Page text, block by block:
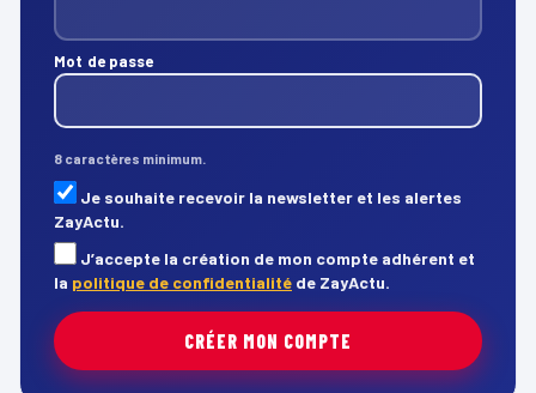
Mot de passe
8 caractères minimum.
Je souhaite recevoir la newsletter et les alertes
ZayActu.
J’accepte la création de mon compte adhérent et
la politique de confidentialité de ZayActu.
CRÉER MON COMPTE